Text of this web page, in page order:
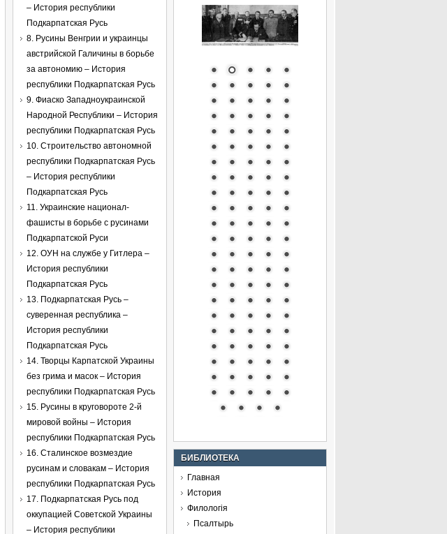
– История республики
Подкарпатская Русь
8. Русины Венгрии и украинцы
австрийской Галичины в борьбе
за автономию – История
республики Подкарпатская Русь
9. Фиаско Западноукраинской
Народной Республики – История
республики Подкарпатская Русь
10. Строительство автономной
республики Подкарпатская Русь
– История республики
Подкарпатская Русь
11. Украинские национал-
фашисты в борьбе с русинами
Подкарпатской Руси
12. ОУН на службе у Гитлера –
История республики
Подкарпатская Русь
13. Подкарпатская Русь –
суверенная республика –
История республики
Подкарпатская Русь
14. Творцы Карпатской Украины
без грима и масок – История
республики Подкарпатская Русь
15. Русины в круговороте 2-й
мировой войны – История
республики Подкарпатская Русь
16. Сталинское возмездие
русинам и словакам – История
республики Подкарпатская Русь
17. Подкарпатская Русь под
оккупацией Советской Украины
– История республики
БИБЛИОТЕКА
Главная
История
Филологія
Псалтырь